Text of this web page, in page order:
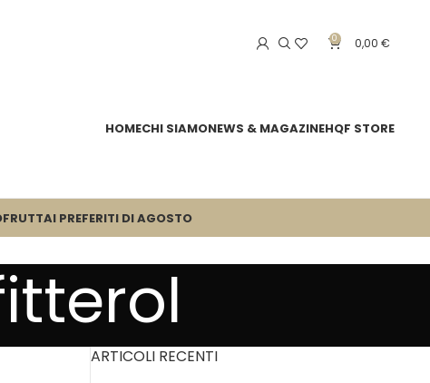
0 0,00€
HOMECHI SIAMONEWS & MAGAZINEHQF STORE
I PREFERITI DI AGOSTO
ARTICOLI RECENTI